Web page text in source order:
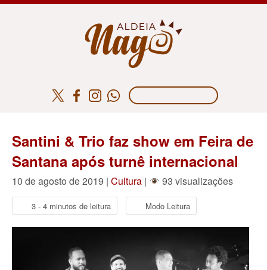
Santini & Trio faz show em Feira de
Santana após turnê internacional
10 de agosto de 2019 | Cultura | 93 visualizações
3 - 4 minutos de leitura Modo Leitura